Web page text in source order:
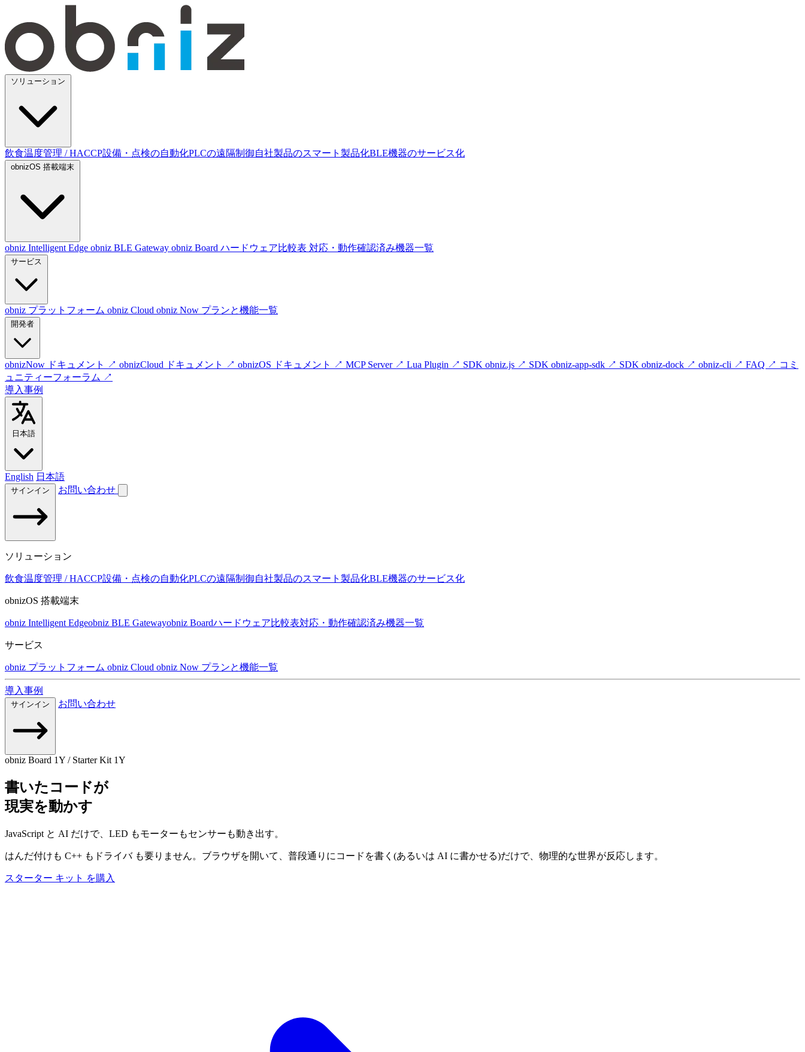
飲食温度管理 / HACCP設備・点検の自動化PLCの遠隔制御自社製品のスマート製品化BLE機器のサービス化
obniz Intelligent Edge obniz BLE Gateway obniz Board ハードウェア比較表 対応・動作確認済み機器一覧
obniz プラットフォーム obniz Cloud obniz Now プランと機能一覧
obnizNow ドキュメント ↗ obnizCloud ドキュメント ↗ obnizOS ドキュメント ↗ MCP Server ↗ Lua Plugin ↗ SDK obniz.js ↗ SDK obniz-app-sdk ↗ SDK obniz-dock ↗ obniz-cli ↗ FAQ ↗ コミ
ュニティーフォーラム ↗
導入事例
日本語
English 日本語
お問い合わせ
ソリューション
飲食温度管理 / HACCP設備・点検の自動化PLCの遠隔制御自社製品のスマート製品化BLE機器のサービス化
obnizOS 搭載端末
obniz Intelligent Edgeobniz BLE Gatewayobniz Boardハードウェア比較表対応・動作確認済み機器一覧
サービス
obniz プラットフォーム obniz Cloud obniz Now プランと機能一覧
導入事例
お問い合わせ
obniz Board 1Y / Starter Kit 1Y
書いたコードが
現実を動かす
JavaScript と AI だけで、LED もモーターもセンサーも動き出す。
はんだ付けも C++ もドライバ も要りません。ブラウザを開いて、普段通りにコードを書く(あるいは AI に書かせる)だけで、物理的な世界が反応します。
スターター キット を購入